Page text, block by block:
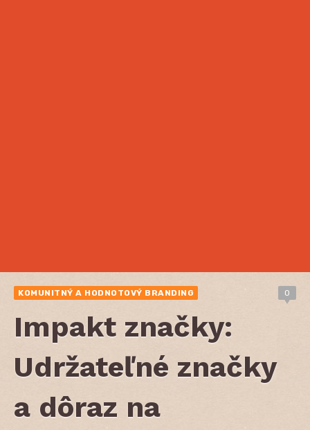
KOMUNITNÝ A HODNOTOVÝ BRANDING 0
Impakt značky:
Udržateľné značky
a dôraz na